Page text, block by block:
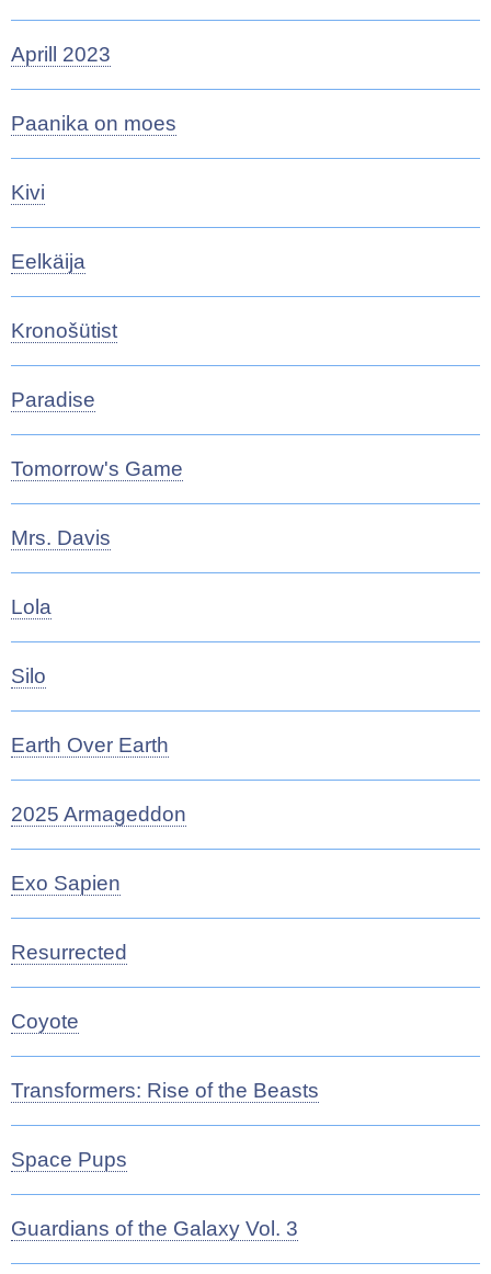
Aprill 2023
Paanika on moes
Kivi
Eelkäija
Kronošütist
Paradise
Tomorrow's Game
Mrs. Davis
Lola
Silo
Earth Over Earth
2025 Armageddon
Exo Sapien
Resurrected
Coyote
Transformers: Rise of the Beasts
Space Pups
Guardians of the Galaxy Vol. 3